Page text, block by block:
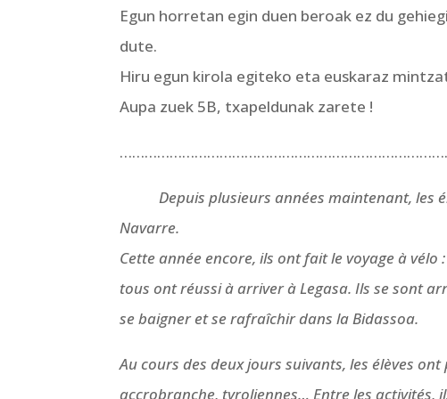
Egun horretan egin duen beroak ez du
dute.
Hiru egun kirola egiteko eta euskaraz
Aupa zuek 5B, txapeldunak zarete !
Depuis plusieurs années maintenant, les
Navarre.
Cette année encore, ils ont fait le voyage à vélo
tous ont réussi à arriver à Legasa. Ils se sont
se baigner et se rafraîchir dans la Bidassoa.
Au cours des deux jours suivants, les élèves
accrobranche, tyroliennes… Entre les activités,